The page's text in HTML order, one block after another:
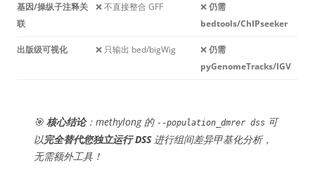
基因/操纵子注释关
联
❌ 不直接整合 GFF ❌仍需
bedtools/ChIPseeker
出版级可视化 ❌ 只输出 bed/bigWig ❌仍需
pyGenomeTracks/IGV
🎯 核心结论：methylong 的 --population_dmrer dss 可
以完全替代您独立运行 DSS进行组间差异甲基化分析，
无需额外工具！